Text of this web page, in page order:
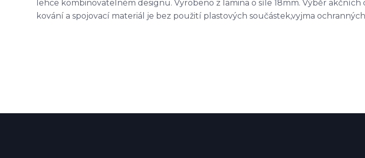
lehce kombinovatelném designu. Vyrobeno z lamina o síle 18mm. Výběr akčních
kování a spojovací materiál je bez použití plastových součástek,vyjma